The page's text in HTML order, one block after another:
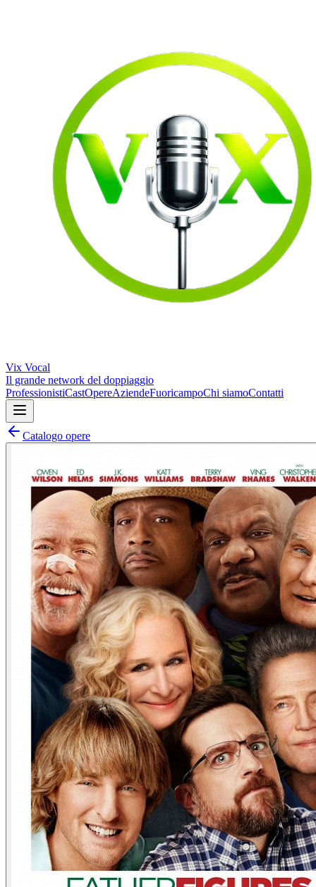
Vix Vocal
Il grande network del doppiaggio
ProfessionistiCastOpereAziendeFuoricampoChi siamoContatti
Catalogo opere